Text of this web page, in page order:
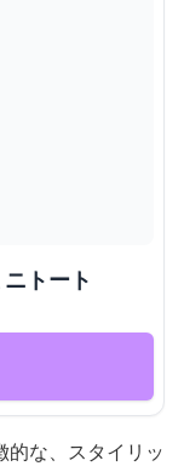
トート
的な、スタイリッ